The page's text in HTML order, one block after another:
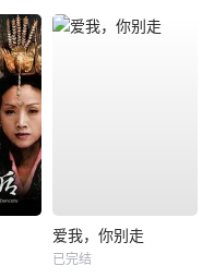
爱我，你别走
已完结